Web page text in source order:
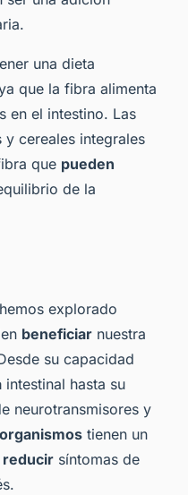
una dieta
que la fibra alimenta
en el intestino. Las
cereales integrales
que pueden
de la
explorado
beneficiar nuestra
su capacidad
intestinal hasta su
neurotransmisores y
tienen un
reducir síntomas de